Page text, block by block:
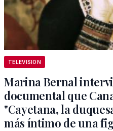
TELEVISION
Marina Bernal
documental que
"Cayetana, la
más íntimo de una